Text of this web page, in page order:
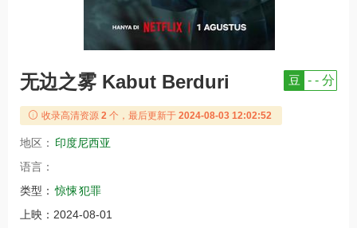
无边之雾 Kabut Berduri 豆 - - 分
收录高清资源 2 个，最后更新于 2024-08-03 12:02:52
地区： 印度尼西亚
语言：
类型： 惊悚犯罪
上映： 2024-08-01